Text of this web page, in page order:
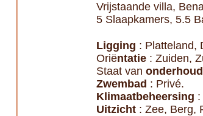
Vrijstaande villa,
5 Slaapkamers, 5.5
Ligging : Platteland,
Oriëntatie: Zuiden,
Staat van onderhoud
Zwembad : Privé.
Klimaatbeheersing
Uitzicht: Zee, Berg,